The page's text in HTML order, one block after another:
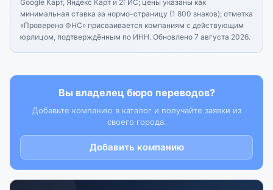
Google Карт, Яндекс Карт и 2ГИС; цены указаны как
минимальная ставка за нормо-страницу (1 800 знаков); отметка
«Проверено ФНС» присваивается компаниям с действующим
юрлицом, подтверждённым по ИНН. Обновлено 7 августа 2026.
Вы владелец бюро переводов?
Добавьте компанию в каталог и получайте заявки из
своего города.
Добавить компанию